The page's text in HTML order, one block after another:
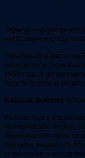
Термин
превалировать над
Экономист и философ
массовому
1930 года и до
безуглеродная и
Какими бывают
Разобраться в
человеческой жизни.
образования нефти из
полумиллиарда лет.
технологий и